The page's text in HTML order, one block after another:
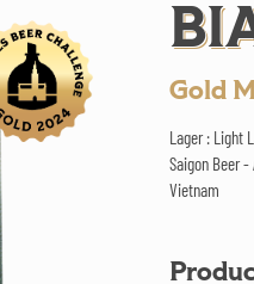
Gold
Lager : Light
Saigon Beer
Vietnam